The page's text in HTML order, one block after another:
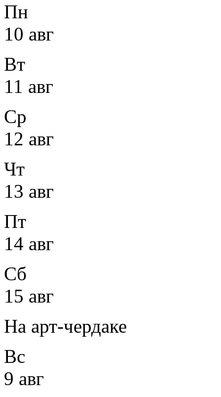
Пн
10 авг
Вт
11 авг
Ср
12 авг
Чт
13 авг
Пт
14 авг
Сб
15 авг
На арт-чердаке
Вс
9 авг